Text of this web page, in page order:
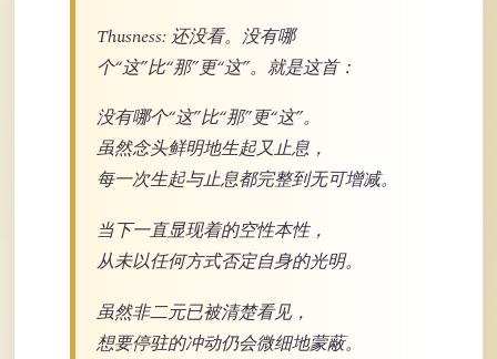
Thusness: 还没看。没有哪
个“这”比“那”更“这”。就是这首：
没有哪个“这”比“那”更“这”。
虽然念头鲜明地生起又止息，
每一次生起与止息都完整到无可增减。
当下一直显现着的空性本性，
从未以任何方式否定自身的光明。
虽然非二元已被清楚看见，
想要停驻的冲动仍会微细地蒙蔽。